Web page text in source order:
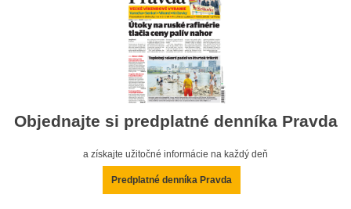
Objednajte si predplatné denníka Pravda
a získajte užitočné informácie na každý deň
Predplatné denníka Pravda